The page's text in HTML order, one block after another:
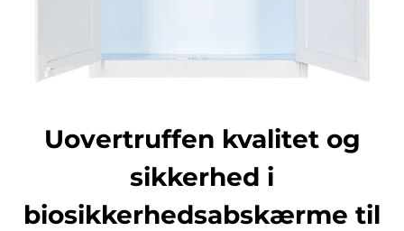
Uovertruffen kvalitet og
sikkerhed i
biosikkerhedsabskærme til